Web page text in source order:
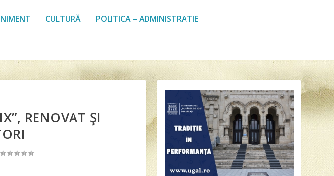
CULTURĂ POLITICA – ADMINISTRATIE
RENOVAT ŞI